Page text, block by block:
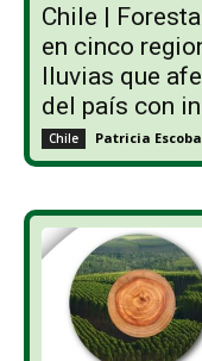
Chile |
en cinco
lluvias que
del país con
Chile Patricia